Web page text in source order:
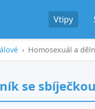
Vtipy
› Homosexuál a
se sbíječkou